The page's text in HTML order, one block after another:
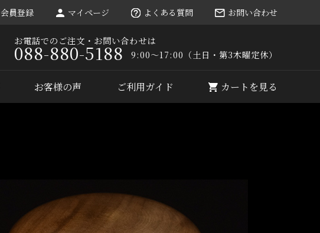
会員登録 マイページ よくある質問 お問い合わせ
お電話でのご注文・お問い合わせは
088-880-5188 9:00～17:00（土日・第3木曜定休）
お客様の声 ご利用ガイド カートを見る